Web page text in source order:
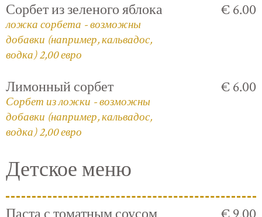
Сорбет из зеленого яблока
ложка сорбета - возможны
добавки (например, кальвадос,
водка) 2,00 евро
€ 6.00
Лимонный сорбет
Сорбет из ложки - возможны
добавки (например, кальвадос,
водка) 2,00 евро
€ 6.00
Детское меню